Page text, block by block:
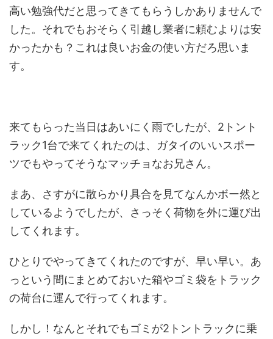
高い勉強代だと思ってきてもらうしかありませんで
した。それでもおそらく引越し業者に頼むよりは安
かったかも？これは良いお金の使い方だろ思いま
す。
来てもらった当日はあいにく雨でしたが、2トント
ラック1台で来てくれたのは、ガタイのいいスポー
ツでもやってそうなマッチョなお兄さん。
まあ、さすがに散らかり具合を見てなんかボー然と
しているようでしたが、さっそく荷物を外に運び出
してくれます。
ひとりでやってきてくれたのですが、早い早い。あ
っという間にまとめておいた箱やゴミ袋をトラック
の荷台に運んで行ってくれます。
しかし！なんとそれでもゴミが2トントラックに乗